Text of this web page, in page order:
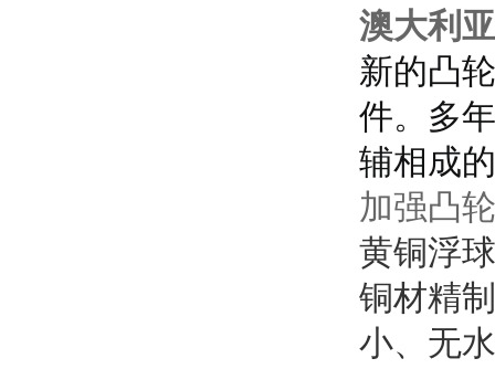
澳大利
新的凸
件。 多
辅相成
加强凸
黄铜浮
铜材精
小、无